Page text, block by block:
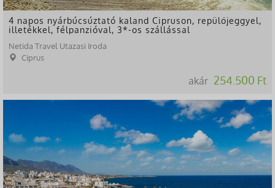
4 napos nyárbúcsúztató kaland Cipruson, repülőjeggyel,
illetékkel, félpanzióval, 3*-os szállással
Netida Travel Utazasi Iroda
Ciprus
akár 254.500 Ft